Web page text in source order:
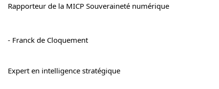
Rapporteur de la MICP Souveraineté numérique
- Franck de Cloquement
Expert en intelligence stratégique